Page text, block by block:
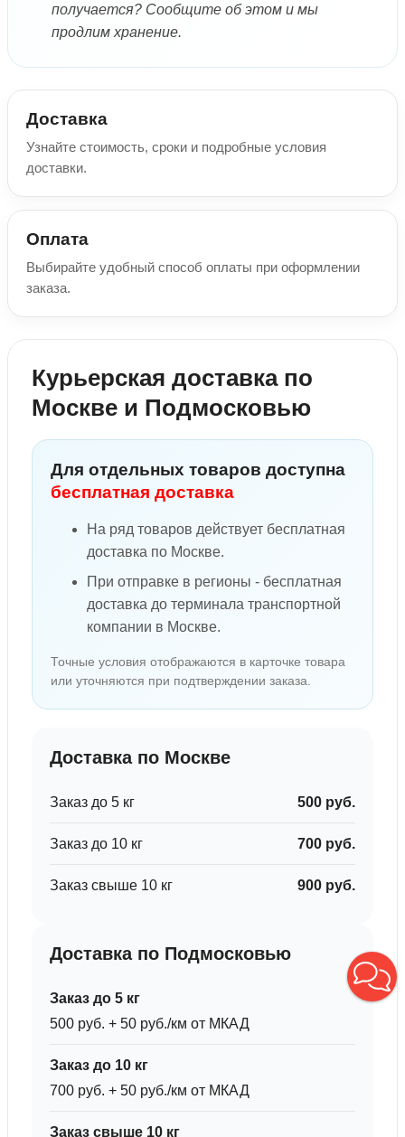
получается? Сообщите об этом и мы
продлим хранение.
Доставка
Узнайте стоимость, сроки и подробные условия
доставки.
Оплата
Выбирайте удобный способ оплаты при оформлении
заказа.
Курьерская доставка по
Москве и Подмосковью
Для отдельных товаров доступна
бесплатная доставка
На ряд товаров действует бесплатная
доставка по Москве.
При отправке в регионы - бесплатная
доставка до терминала транспортной
компании в Москве.
Точные условия отображаются в карточке товара
или уточняются при подтверждении заказа.
Доставка по Москве
Заказ до 5 кг 500 руб.
Заказ до 10 кг 700 руб.
Заказ свыше 10 кг 900 руб.
Доставка по Подмосковью
Заказ до 5 кг
500 руб. + 50 руб./км от МКАД
Заказ до 10 кг
700 руб. + 50 руб./км от МКАД
Заказ свыше 10 кг